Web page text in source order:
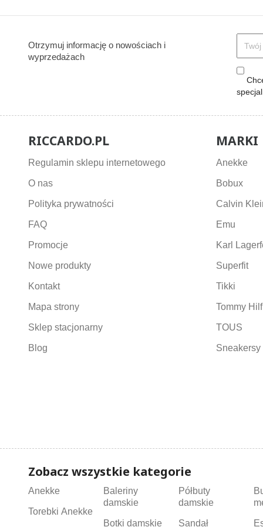
Otrzymuj informację o nowościach i
wyprzedażach
RICCARDO.PL
Regulamin sklepu internetowego
O nas
Polityka prywatności
FAQ
Promocje
Nowe produkty
Kontakt
Mapa strony
Sklep stacjonarny
Blog
MARKI
Anekke
Bobux
Calvin
Emu
Karl
Superfit
Tikki
Tommy
TOUS
Zobacz wszystkie kategorie
Anekke
Torebki Anekke
Baleriny
damskie
Botki damskie
Półbuty
damskie
Sandał